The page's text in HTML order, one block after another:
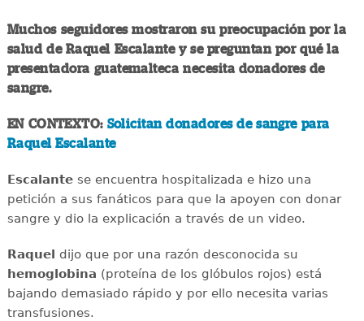
Muchos seguidores mostraron su preocupación por la
salud de Raquel Escalante y se preguntan por qué la
presentadora guatemalteca necesita donadores de
sangre.
EN CONTEXTO:Solicitan donadores de sangre para
Raquel Escalante
Escalantese encuentra hospitalizada e hizo una
petición a sus fanáticos para que la apoyen con donar
sangre y dio la explicación a través de un video.
Raquel dijo que por una razón desconocida su
hemoglobina (proteína de los glóbulos rojos) está
bajando demasiado rápido y por ello necesita varias
transfusiones.